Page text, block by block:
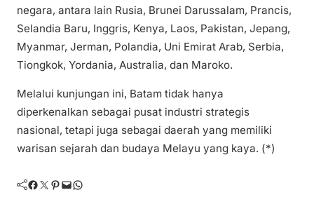
negara, antara lain Rusia, Brunei Darussalam, Prancis,
Selandia Baru, Inggris, Kenya, Laos, Pakistan, Jepang,
Myanmar, Jerman, Polandia, Uni Emirat Arab, Serbia,
Tiongkok, Yordania, Australia, dan Maroko.
Melalui kunjungan ini, Batam tidak hanya
diperkenalkan sebagai pusat industri strategis
nasional, tetapi juga sebagai daerah yang memiliki
warisan sejarah dan budaya Melayu yang kaya. (*)
Facebook Twitter Pinterest Mail WhatsApp